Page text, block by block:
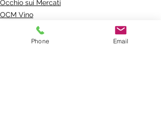
Occhio sui Mercati
OCM Vino
Phone Email